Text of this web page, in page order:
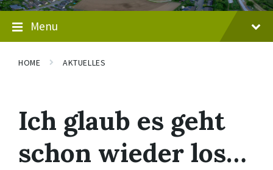
Menu
HOME AKTUELLES
Ich glaub es geht
schon wieder los…